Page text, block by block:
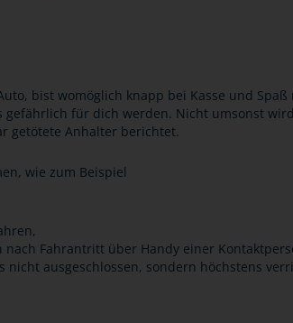
bist womöglich knapp bei Kasse und
gefährlich für dich werden. Nicht umsonst
getötete Anhalter berichtet.
wie zum Beispiel
nach Fahrantritt über Handy einer
nicht ausgeschlossen, sondern höchstens